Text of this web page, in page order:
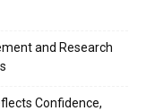
and Research
Confidence,